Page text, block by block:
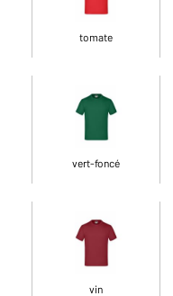
tomate
vert-foncé
vin